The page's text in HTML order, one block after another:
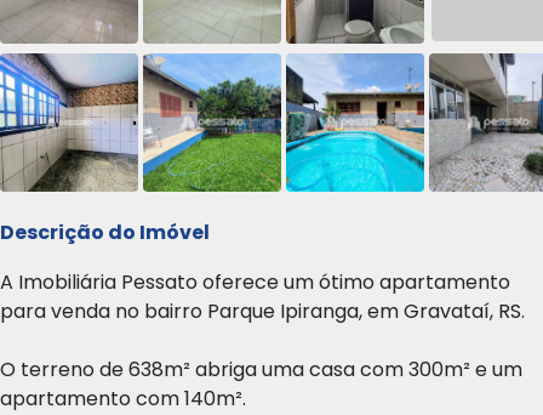
Descrição do Imóvel
A Imobiliária Pessato oferece um ótimo apartamento
para venda no bairro Parque Ipiranga, em Gravataí, RS.
O terreno de 638m² abriga uma casa com 300m² e um
apartamento com 140m².